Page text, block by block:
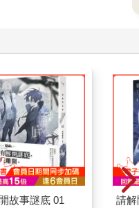
。
這類傳說，只是版本稍有
，把它們插在地上，所以
時興起搞出來的，應該很
掉嗎？」
偶森林」。帶著煩惱，前
多的是純粹來看這些玩意
故事謎底 01 請解